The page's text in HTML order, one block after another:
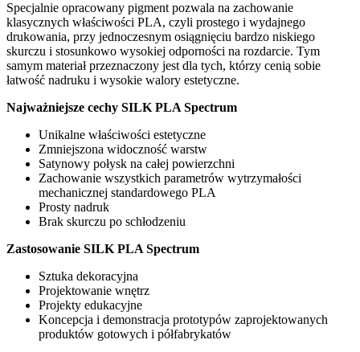
Specjalnie opracowany pigment pozwala na zachowanie
klasycznych właściwości PLA, czyli prostego i wydajnego
drukowania, przy jednoczesnym osiągnięciu bardzo niskiego
skurczu i stosunkowo wysokiej odporności na rozdarcie. Tym
samym materiał przeznaczony jest dla tych, którzy cenią sobie
łatwość nadruku i wysokie walory estetyczne.
Najważniejsze cechy SILK PLA Spectrum
Unikalne właściwości estetyczne
Zmniejszona widoczność warstw
Satynowy połysk na całej powierzchni
Zachowanie wszystkich parametrów wytrzymałości
mechanicznej standardowego PLA
Prosty nadruk
Brak skurczu po schłodzeniu
Zastosowanie SILK PLA Spectrum
Sztuka dekoracyjna
Projektowanie wnętrz
Projekty edukacyjne
Koncepcja i demonstracja prototypów zaprojektowanych
produktów gotowych i półfabrykatów